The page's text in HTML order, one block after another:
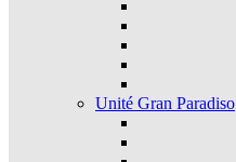
Unité Gran Paradiso